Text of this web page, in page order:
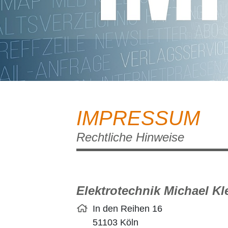
IMPRESSUM
Rechtliche Hinweise
Elektrotechnik Michael
In den Reihen 16
51103 Köln